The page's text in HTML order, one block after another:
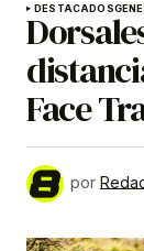
DESTACADOS
Face
por